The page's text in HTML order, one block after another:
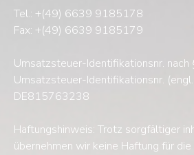
Tel.: +(49) 6639 9185178
Fax: +(49) 6639 9185179
Umsatzsteuer-Identifikationsnr. nach
Umsatzsteuer-Identifikationsnr. (engl.
DE815763238
Haftungshinweis: Trotz sorgfältiger
übernehmen wir keine Haftung für